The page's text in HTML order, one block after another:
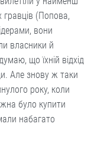
гравців (Попова,
вони
власники й
що їхній відхід
Але знову ж таки
року, коли
було купити
набагато